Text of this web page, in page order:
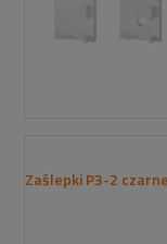
Zaślepki P3-2